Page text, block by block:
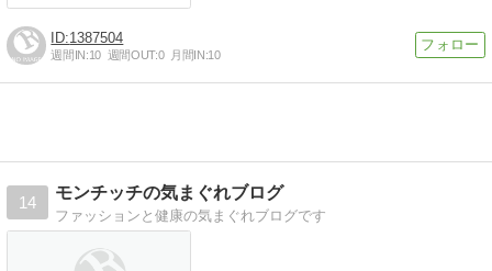
1387504
週間IN:10 週間OUT:0 月間IN:10
14
モンチッチの気まぐれブログ
ファッションと健康の気まぐれブログです